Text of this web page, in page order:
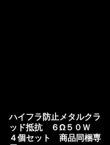
ハイフラ防止メタルクラ
ッド抵抗 ６Ω５０Ｗ
４個セット 商品同梱専